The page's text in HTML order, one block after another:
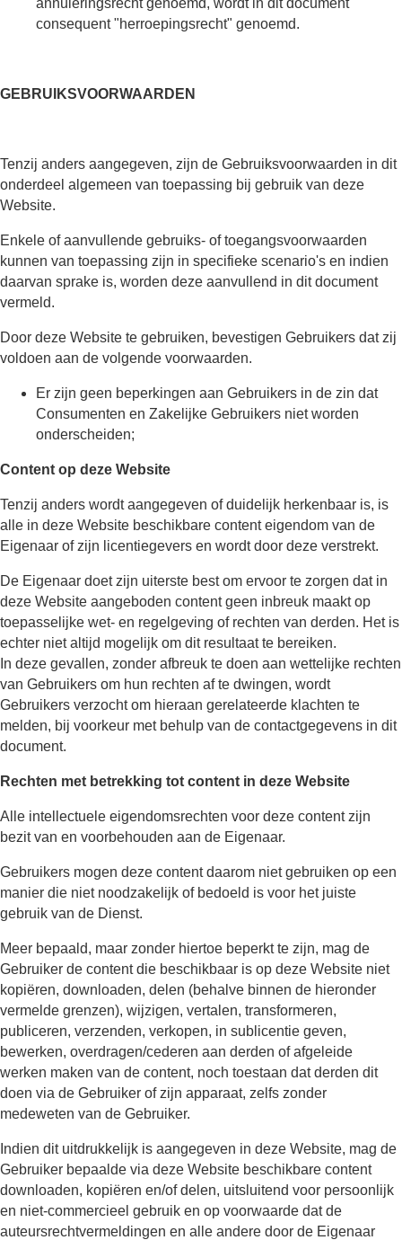
consequent "herroepingsrecht" genoemd.
GEBRUIKSVOORWAARDEN
Tenzij anders aangegeven, zijn de Gebruiksvoorwaarden in dit
onderdeel algemeen van toepassing bij gebruik van deze
Website.
Enkele of aanvullende gebruiks- of toegangsvoorwaarden
kunnen van toepassing zijn in specifieke scenario's en indien
daarvan sprake is, worden deze aanvullend in dit document
vermeld.
Door deze Website te gebruiken, bevestigen Gebruikers dat zij
voldoen aan de volgende voorwaarden.
Er zijn geen beperkingen aan Gebruikers in de zin dat
Consumenten en Zakelijke Gebruikers niet worden
onderscheiden;
Content op deze Website
Tenzij anders wordt aangegeven of duidelijk herkenbaar is, is
alle in deze Website beschikbare content eigendom van de
Eigenaar of zijn licentiegevers en wordt door deze verstrekt.
De Eigenaar doet zijn uiterste best om ervoor te zorgen dat in
deze Website aangeboden content geen inbreuk maakt op
toepasselijke wet- en regelgeving of rechten van derden. Het is
echter niet altijd mogelijk om dit resultaat te bereiken.
In deze gevallen, zonder afbreuk te doen aan wettelijke rechten
van Gebruikers om hun rechten af te dwingen, wordt
Gebruikers verzocht om hieraan gerelateerde klachten te
melden, bij voorkeur met behulp van de contactgegevens in dit
document.
Rechten met betrekking tot content in deze Website
Alle intellectuele eigendomsrechten voor deze content zijn
bezit van en voorbehouden aan de Eigenaar.
Gebruikers mogen deze content daarom niet gebruiken op een
manier die niet noodzakelijk of bedoeld is voor het juiste
gebruik van de Dienst.
Meer bepaald, maar zonder hiertoe beperkt te zijn, mag de
Gebruiker de content die beschikbaar is op deze Website niet
kopiëren, downloaden, delen (behalve binnen de hieronder
vermelde grenzen), wijzigen, vertalen, transformeren,
publiceren, verzenden, verkopen, in sublicentie geven,
bewerken, overdragen/cederen aan derden of afgeleide
werken maken van de content, noch toestaan dat derden dit
doen via de Gebruiker of zijn apparaat, zelfs zonder
medeweten van de Gebruiker.
Indien dit uitdrukkelijk is aangegeven in deze Website, mag de
Gebruiker bepaalde via deze Website beschikbare content
downloaden, kopiëren en/of delen, uitsluitend voor persoonlijk
en niet-commercieel gebruik en op voorwaarde dat de
auteursrechtvermeldingen en alle andere door de Eigenaar